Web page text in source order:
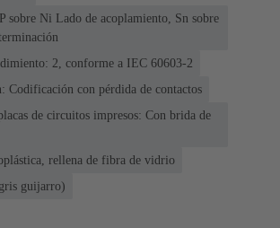
sobre Ni Lado de acoplamiento, Sn sobre
2, conforme a IEC 60603-2
Codificación con pérdida de contactos
de circuitos impresos: Con brida de
rellena de fibra de vidrio
guijarro)